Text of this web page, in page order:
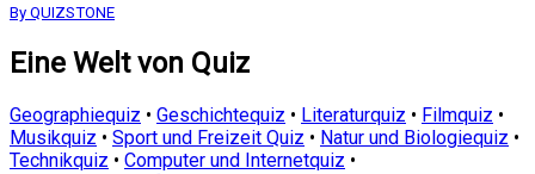
By QUIZSTONE
Eine Welt von Quiz
Geographiequiz • Geschichtequiz • Literaturquiz • Filmquiz •
Musikquiz • Sport und Freizeit Quiz • Natur und Biologiequiz •
Technikquiz • Computer und Internetquiz •